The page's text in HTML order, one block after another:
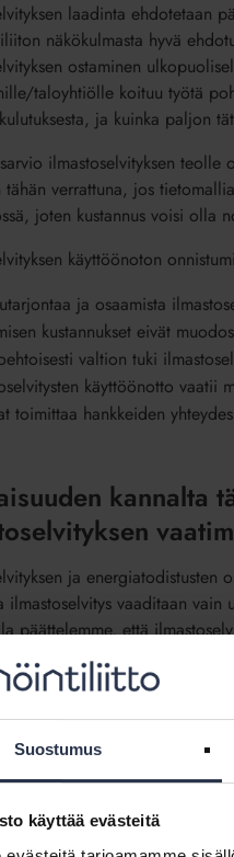
Suostumus
käyttää evästeitä
laadinta ehdotetaan
näkökulmasta hyvä
ostaminen
taloyhtiölle koituu työtä
ja kuinka paljon
ilmastoselvityksen
tähän verrattuna, jos
joten kustannus voisi olla
käyttöönoton
ja osaamista
kustannukset eivät
valtion tuki
käyttöönotto vaatii
toimittaa hankkeiden
kannalta
ja energiatodistusten
ilmastoselvitys vaaditaan
päättelemme, että
jolloin rakennusten
ehdottaa kansallisen